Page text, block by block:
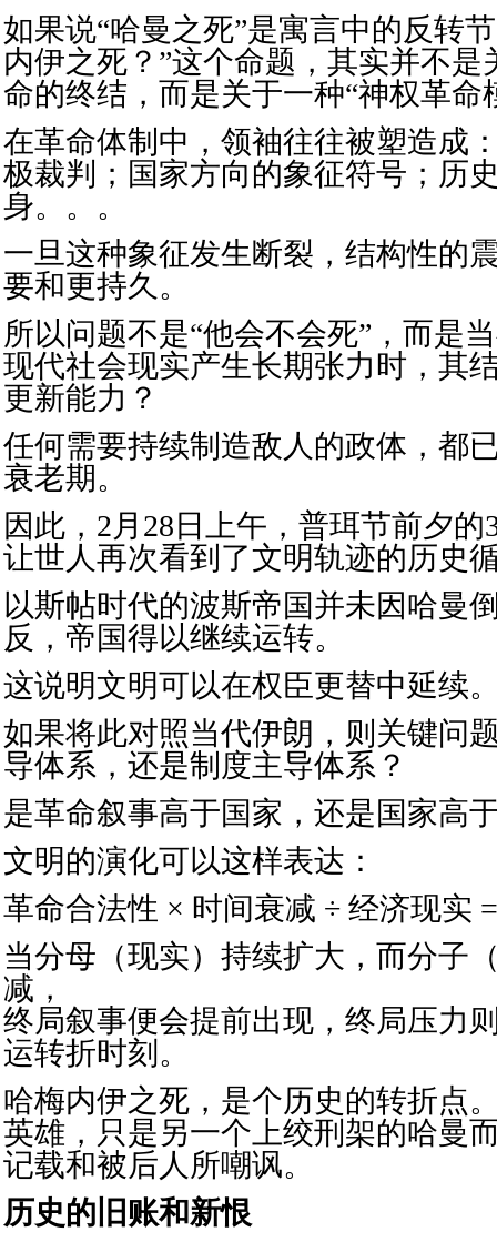
如果说“哈曼之死”是寓言中的反转
内伊之死？”这个命题，其实并不是
命的终结，而是关于一种“神权革命
在革命体制中，领袖往往被塑造成
极裁判；国家方向的象征符号；历
身。。。
一旦这种象征发生断裂，结构性的
要和更持久。
所以问题不是“他会不会死”，而是
现代社会现实产生长期张力时，其
更新能力？
任何需要持续制造敌人的政体，都
衰老期。
因此，2月28日上午，普珥节前夕的
让世人再次看到了文明轨迹的历史
以斯帖时代的波斯帝国并未因哈曼
反，帝国得以继续运转。
这说明文明可以在权臣更替中延续
如果将此对照当代伊朗，则关键问
导体系，还是制度主导体系？
是革命叙事高于国家，还是国家高
文明的演化可以这样表达：
革命合法性 × 时间衰减 ÷ 经济现实
当分母（现实）持续扩大，而分子
减，
终局叙事便会提前出现，终局压力
运转折时刻。
哈梅内伊之死，是个历史的转折点
英雄，只是另一个上绞刑架的哈曼
记载和被后人所嘲讽。
历史的旧账和新恨